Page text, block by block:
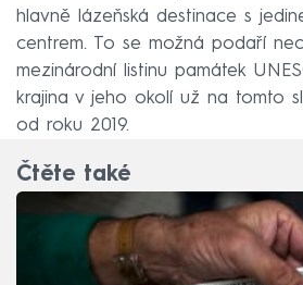
hlavně lázeňská destinace s
centrem. To se možná podaří
mezinárodní listinu památek
krajina v jeho okolí už na tomto
od roku 2019.
Čtěte také